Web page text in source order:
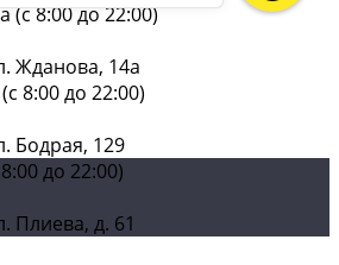
(c 8:00 до 22:00)
Жданова, 14а
8:00 до 22:00)
Бодрая, 129
до 22:00)
Плиева, д. 61